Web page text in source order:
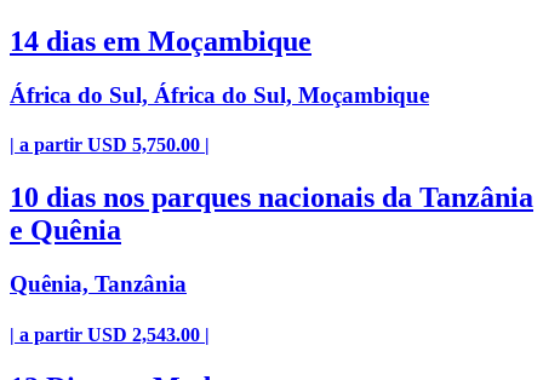
14 dias em Moçambique
África do Sul, África do Sul, Moçambique
| a partir USD 5,750.00 |
10 dias nos parques nacionais da Tanzânia
e Quênia
Quênia, Tanzânia
| a partir USD 2,543.00 |